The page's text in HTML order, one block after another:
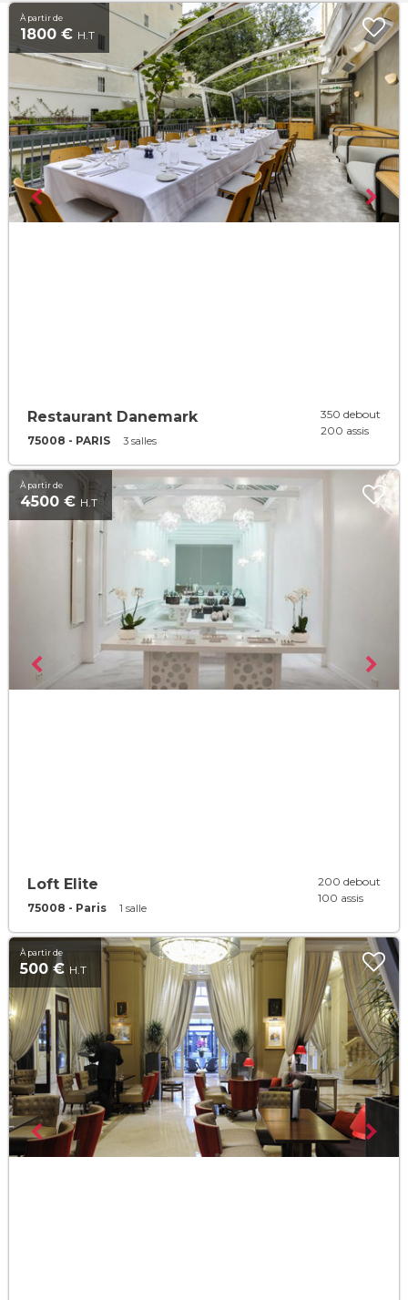
À partir de
1800 € H.T
Restaurant Danemark
75008 - PARIS 3 salles
350 debout
200 assis
À partir de
4500 € H.T
Loft Elite
75008 - Paris 1 salle
200 debout
100 assis
À partir de
500 € H.T